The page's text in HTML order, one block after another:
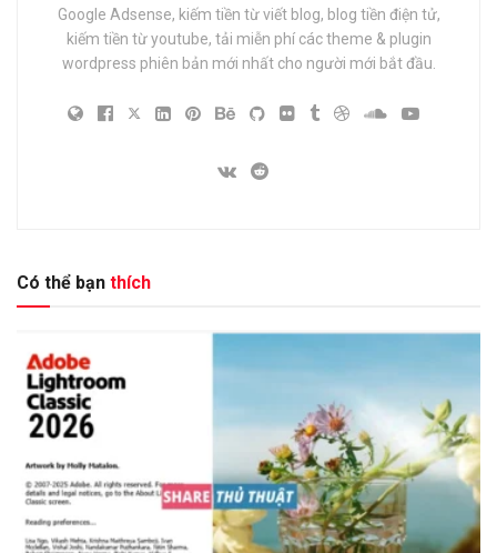
Google Adsense, kiếm tiền từ viết blog, blog tiền điện tử,
kiếm tiền từ youtube, tải miễn phí các theme & plugin
wordpress phiên bản mới nhất cho người mới bắt đầu.
Có thể bạn thích